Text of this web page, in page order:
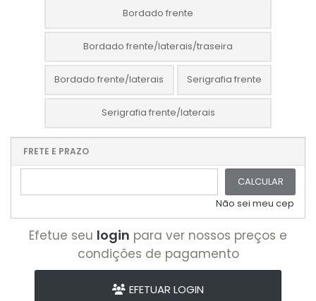
Bordado frente
Bordado frente/laterais/traseira
Bordado frente/laterais Serigrafia frente
Serigrafia frente/laterais
Efetue seu login para ver nossos preços e
condições de pagamento
EFETUAR LOGIN
FRETE E PRAZO
CALCULAR
Não sei meu cep